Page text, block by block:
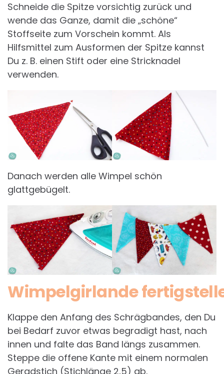
Schneide die Spitze vorsichtig zurück und
wende das Ganze, damit die „schöne“
Stoffseite zum Vorschein kommt. Als
Hilfsmittel zum Ausformen der Spitze kannst
Du z. B. einen Stift oder eine Stricknadel
verwenden.
Danach werden alle Wimpel schön
glattgebügelt.
Wimpelgirlande
Klappe den Anfang des Schrägbandes, den Du
bei Bedarf zuvor etwas begradigt hast, nach
innen und falte das Band längs zusammen.
Steppe die offene Kante mit einem normalen
Geradstich (Stichlänge 2,5) ab.